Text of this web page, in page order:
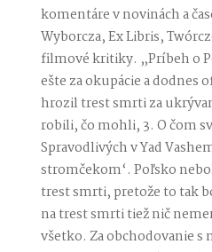
komentáre v novinách a
Wyborcza, Ex Libris,
filmové kritiky. „Príbeh o
ešte za okupácie a dodnes
hrozil trest smrti za
robili, čo mohli, 3. O čom
Spravodlivých v Yad
stromčekom‘. Poľsko
trest smrti, pretože to tak
na trest smrti tiež nič
všetko. Za obchodovanie s